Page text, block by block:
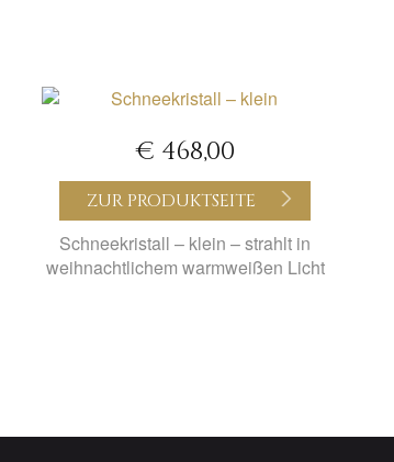
€ 468,00
ZUR PRODUKTSEITE
Schneekristall – klein – strahlt in
weihnachtlichem warmweißen Licht